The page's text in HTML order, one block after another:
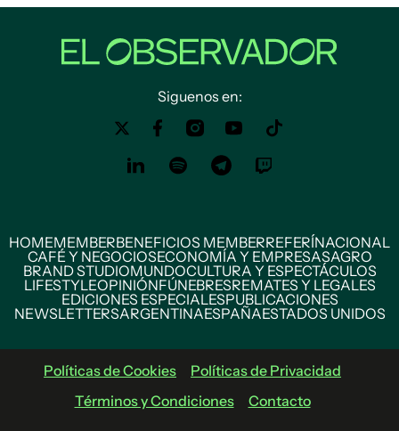
Siguenos en:
HOMEMEMBERBENEFICIOS MEMBERREFERÍNACIONAL
CAFÉ Y NEGOCIOSECONOMÍA Y EMPRESASAGRO
BRAND STUDIOMUNDOCULTURA Y ESPECTÁCULOS
LIFESTYLEOPINIÓNFÚNEBRESREMATES Y LEGALES
EDICIONES ESPECIALESPUBLICACIONES
NEWSLETTERSARGENTINAESPAÑAESTADOS UNIDOS
Políticas de Cookies
Políticas de Privacidad
Términos y Condiciones
Contacto